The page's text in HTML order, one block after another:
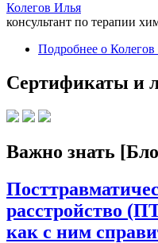
Колегов Илья
консультант по терапии
Подробнее о
Сертификаты и
Важно знать
расстройство
как с ним